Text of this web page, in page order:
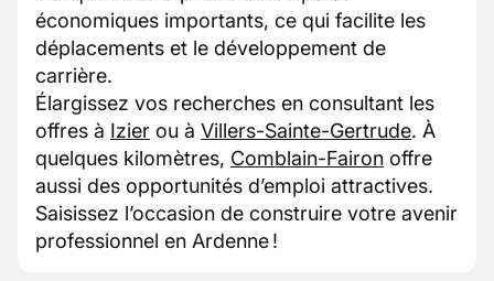
économiques importants, ce qui facilite les
déplacements et le développement de
carrière.
Élargissez vos recherches en consultant les
offres à Izier ou à Villers-Sainte-Gertrude. À
quelques kilomètres, Comblain-Fairon offre
aussi des opportunités d’emploi attractives.
Saisissez l’occasion de construire votre avenir
professionnel en Ardenne !